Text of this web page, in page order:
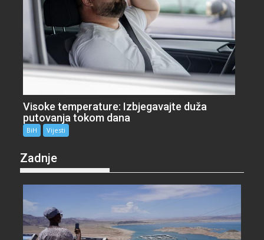
Visoke temperature: Izbjegavajte duža
putovanja tokom dana
BiH Vijesti
Zadnje